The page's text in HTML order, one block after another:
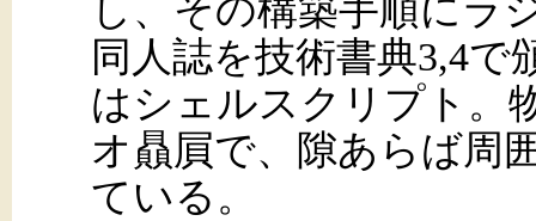
し、その構築手順にラ
同人誌を技術書典3,4
はシェルスクリプト。
オ贔屓で、隙あらば周
ている。